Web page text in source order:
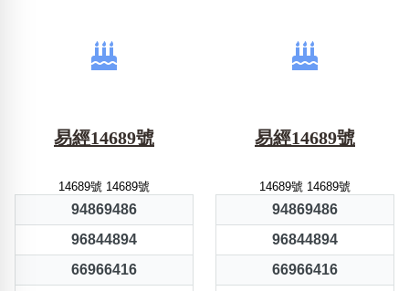
易經14689號
14689號 14689號
94869486
96844894
66966416
易經14689號
14689號 14689號
94869486
96844894
66966416